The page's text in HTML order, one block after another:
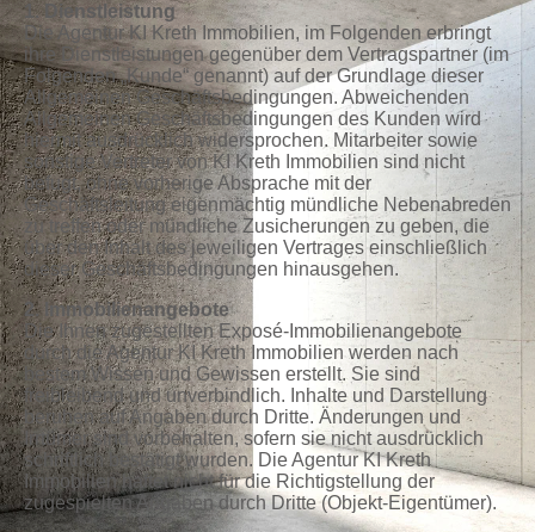
1. Dienstleistung
Die Agentur KI Kreth Immobilien, im Folgenden erbringt
ihre Dienstleistungen gegenüber dem Vertragspartner (im
Folgenden „Kunde“ genannt) auf der Grundlage dieser
Allgemeinen Geschäftsbedingungen. Abweichenden
Allgemeinen Geschäftsbedingungen des Kunden wird
hiermit ausdrücklich widersprochen. Mitarbeiter sowie
sonstige Vertreter von KI Kreth Immobilien sind nicht
befugt, ohne vorherige Absprache mit der
Geschäftsleitung eigenmächtig mündliche Nebenabreden
zu treffen oder mündliche Zusicherungen zu geben, die
über den Inhalt des jeweiligen Vertrages einschließlich
dieser Geschäftsbedingungen hinausgehen.
2. Immobilienangebote
Die Ihnen zugestellten Exposé-Immobilienangebote
durch die Agentur KI Kreth Immobilien werden nach
bestem Wissen und Gewissen erstellt. Sie sind
freibleibend und unverbindlich. Inhalte und Darstellung
beruhen auf Angaben durch Dritte. Änderungen und
Irrtümer sind vorbehalten, sofern sie nicht ausdrücklich
schriftlich bestätigt wurden. Die Agentur KI Kreth
Immobilien haftet nicht für die Richtigstellung der
zugespielten Angaben durch Dritte (Objekt-Eigentümer).